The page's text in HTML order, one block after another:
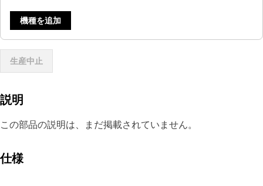
機種を追加
生産中止
説明
この部品の説明は、まだ掲載されていません。
仕様